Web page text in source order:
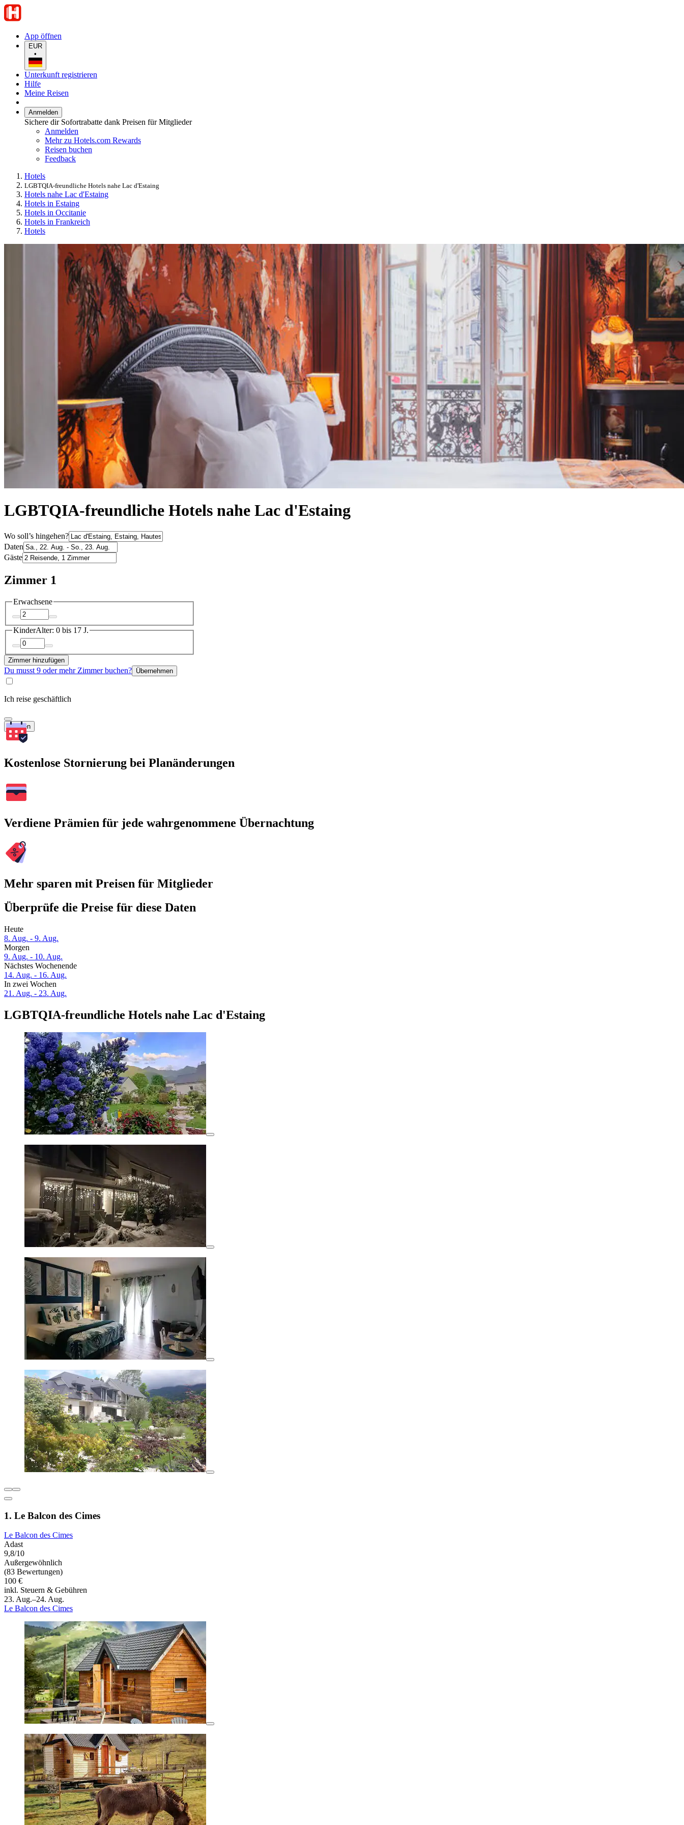
App öffnen
EUR
•
Unterkunft registrieren
Hilfe
Meine Reisen
Anmelden
Sichere dir Sofortrabatte dank Preisen für Mitglieder
Anmelden
Mehr zu Hotels.com Rewards
Reisen buchen
Feedback
Hotels
LGBTQIA-freundliche Hotels nahe Lac d'Estaing
Hotels nahe Lac d'Estaing
Hotels in Estaing
Hotels in Occitanie
Hotels in Frankreich
Hotels
LGBTQIA-freundliche Hotels nahe Lac d'Estaing
Wo soll’s hingehen?
Daten
Gäste
Zimmer 1
Erwachsene
KinderAlter: 0 bis 17 J.
Zimmer hinzufügen
Du musst 9 oder mehr Zimmer buchen? Übernehmen
Ich reise geschäftlich
Suchen
Kostenlose Stornierung bei Planänderungen
Verdiene Prämien für jede wahrgenommene Übernachtung
Mehr sparen mit Preisen für Mitglieder
Überprüfe die Preise für diese Daten
Heute
8. Aug. - 9. Aug.
Morgen
9. Aug. - 10. Aug.
Nächstes Wochenende
14. Aug. - 16. Aug.
In zwei Wochen
21. Aug. - 23. Aug.
LGBTQIA-freundliche Hotels nahe Lac d'Estaing
1. Le Balcon des Cimes
Le Balcon des Cimes
Adast
9,8/10
Außergewöhnlich
(83 Bewertungen)
100 €
inkl. Steuern & Gebühren
23. Aug.–24. Aug.
Le Balcon des Cimes